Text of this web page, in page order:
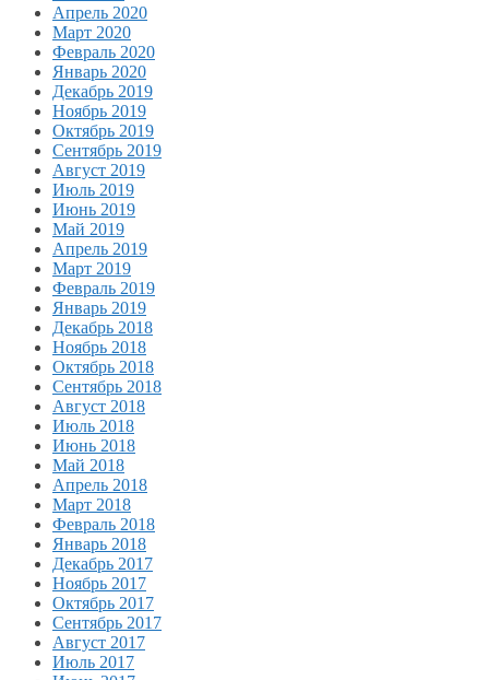
Апрель 2020
Март 2020
Февраль 2020
Январь 2020
Декабрь 2019
Ноябрь 2019
Октябрь 2019
Сентябрь 2019
Август 2019
Июль 2019
Июнь 2019
Май 2019
Апрель 2019
Март 2019
Февраль 2019
Январь 2019
Декабрь 2018
Ноябрь 2018
Октябрь 2018
Сентябрь 2018
Август 2018
Июль 2018
Июнь 2018
Май 2018
Апрель 2018
Март 2018
Февраль 2018
Январь 2018
Декабрь 2017
Ноябрь 2017
Октябрь 2017
Сентябрь 2017
Август 2017
Июль 2017